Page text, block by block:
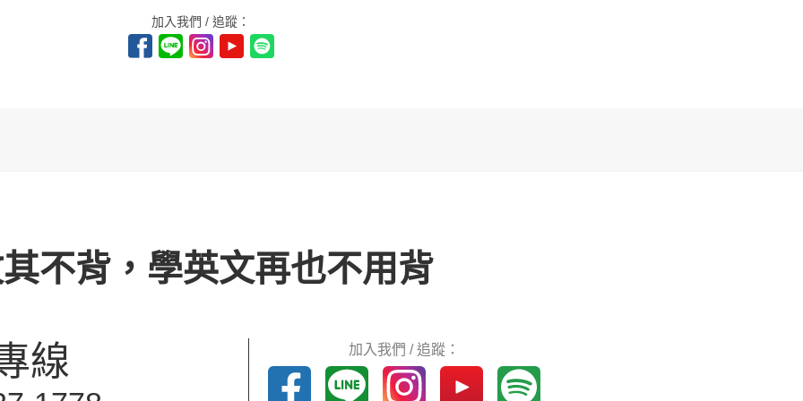
加入我們 / 追蹤：
不背，學英文再也不用背
線 加入我們 / 追蹤：